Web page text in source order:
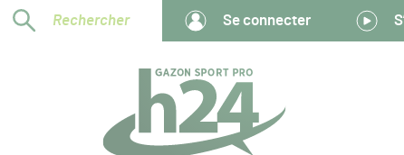
Rechercher Se connecter